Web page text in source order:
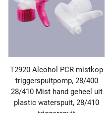
T2920 Alcohol PCR mistkop
triggerspuitpomp, 28/400
28/410 Mist hand geheel uit
plastic waterspuit, 28/410